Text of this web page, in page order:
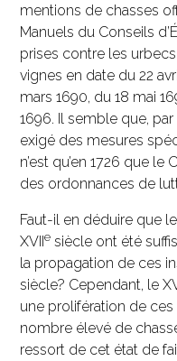
mentions de chasses
Manuels du Conseils
prises contre les
vignes en date du 22
mars 1690, du 18 mai
1696. Il semble que,
exigé des mesures
n’est qu’en 1726 que le
des ordonnances de
Faut-il en déduire que
XVIIe siècle ont été
la propagation de ces
siècle? Cependant, le
une prolifération de
nombre élevé de
ressort de cet état de